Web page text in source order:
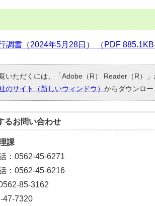
調書（2024年5月28日） （PDF 885.1KB
いただくには、「Adobe（R） Reader（R）
のサイト（新しいウィンドウ） からダウンロー
るお問い合わせ
課
：0562-45-6271
：0562-45-6216
85-3162
47-7320